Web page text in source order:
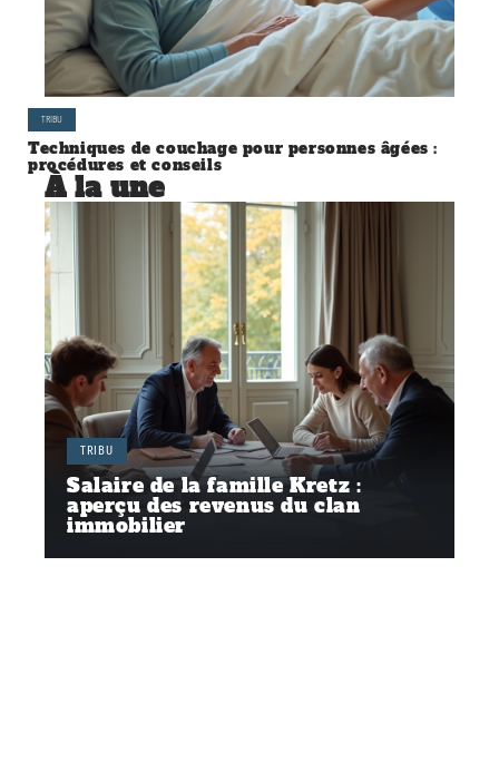
TRIBU
Techniques de couchage pour personnes âgées :
procédures et conseils
À la une
TRIBU
Salaire de la famille Kretz :
aperçu des revenus du clan
immobilier